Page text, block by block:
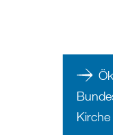
Kirche